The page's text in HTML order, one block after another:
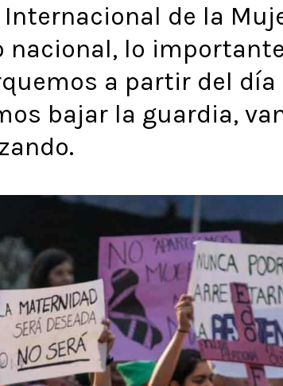
Internacional de la
nacional, lo
a partir del día
bajar la guardia,